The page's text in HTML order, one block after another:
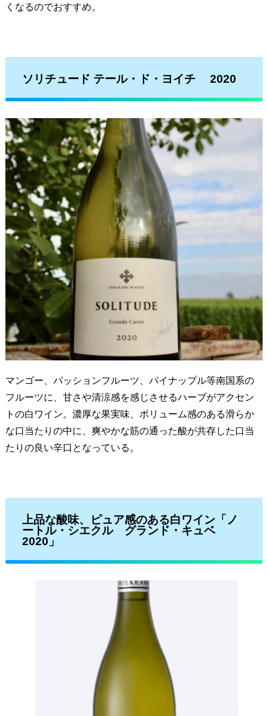
くなるのでおすすめ。
ソリチュード テール・ド・ヨイチ 2020
マンゴー、パッションフルーツ、パイナップル等南国系の
フルーツに、甘さや清涼感を感じさせるハーブがアクセン
トの白ワイン。濃厚な果実味、ボリューム感のある滑らか
な口当たりの中に、爽やかな筋の通った酸が共存した口当
たりの良い辛口となっている。
上品な酸味、ピュア感のある白ワイン「ノ
ートル・シエクル グランド・キュベ
2020」